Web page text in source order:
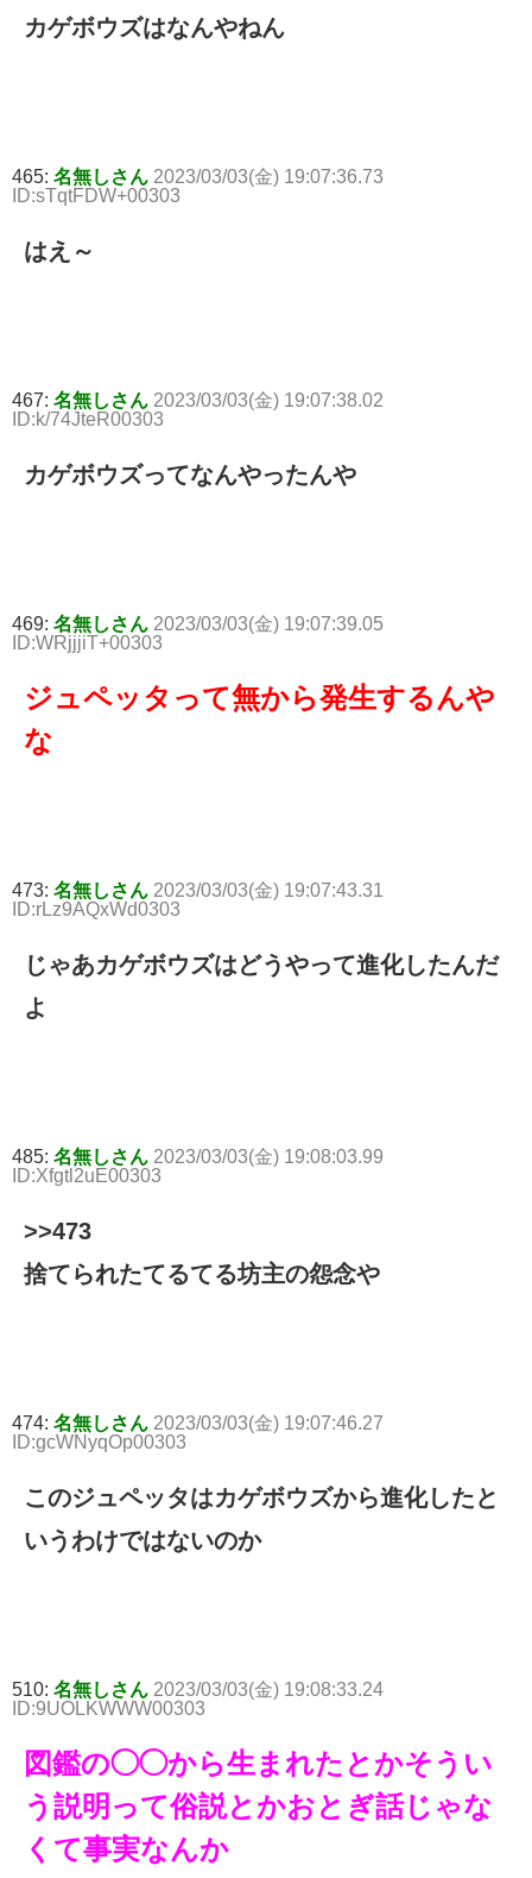
カゲボウズはなんやねん
465: 名無しさん 2023/03/03(金) 19:07:36.73
ID:sTqtFDW+00303
はえ～
467: 名無しさん 2023/03/03(金) 19:07:38.02
ID:k/74JteR00303
カゲボウズってなんやったんや
469: 名無しさん 2023/03/03(金) 19:07:39.05
ID:WRjjjiT+00303
ジュペッタって無から発生するんや
な
473: 名無しさん 2023/03/03(金) 19:07:43.31
ID:rLz9AQxWd0303
じゃあカゲボウズはどうやって進化したんだ
よ
485: 名無しさん 2023/03/03(金) 19:08:03.99
ID:Xfgtl2uE00303
>>473
捨てられたてるてる坊主の怨念や
474: 名無しさん 2023/03/03(金) 19:07:46.27
ID:gcWNyqOp00303
このジュペッタはカゲボウズから進化したと
いうわけではないのか
510: 名無しさん 2023/03/03(金) 19:08:33.24
ID:9UOLKWWW00303
図鑑の◯◯から生まれたとかそうい
う説明って俗説とかおとぎ話じゃな
くて事実なんか